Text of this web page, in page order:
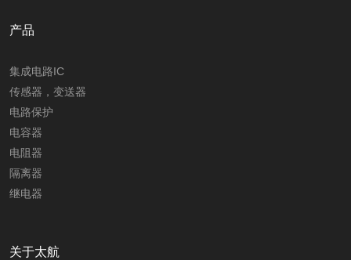
产品
集成电路IC
传感器，变送器
电路保护
电容器
电阻器
隔离器
继电器
关于太航